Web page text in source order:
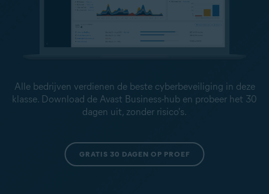
Alle bedrijven verdienen de beste cyberbeveiliging in deze
klasse. Download de Avast Business-hub en probeer het 30
dagen uit, zonder risico's.
GRATIS 30 DAGEN OP PROEF